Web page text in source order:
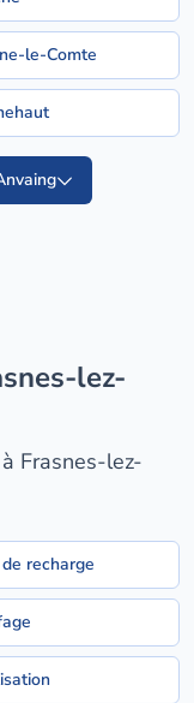
le-Comte
Frasnes-lez-
recharge